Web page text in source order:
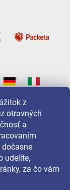
z
otravných
a
dočasne
udelíte,
za čo vám